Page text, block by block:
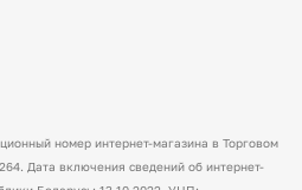
номер интернет-магазина в Торговом
Дата включения сведений об интернет-